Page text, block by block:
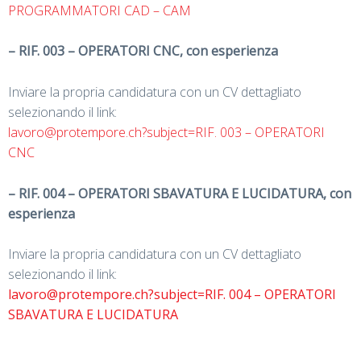
PROGRAMMATORI CAD – CAM
– RIF. 003 – OPERATORI CNC, con esperienza
Inviare la propria candidatura con un CV dettagliato
selezionando il link:
lavoro@protempore.ch?subject=RIF. 003 – OPERATORI
CNC
– RIF. 004 – OPERATORI SBAVATURA E LUCIDATURA, con
esperienza
Inviare la propria candidatura con un CV dettagliato
selezionando il link:
lavoro@protempore.ch?subject=RIF. 004 – OPERATORI
SBAVATURA E LUCIDATURA